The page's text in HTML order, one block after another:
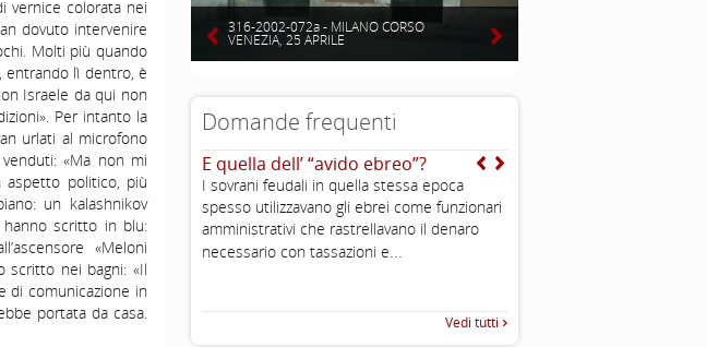
vernice colorata nei
dovuto intervenire
Molti più quando
entrando lì dentro, è
Israele da qui non
Per intanto la
urlati al microfono
«Ma non mi
aspetto politico, più
un kalashnikov
hanno scritto in blu:
«Meloni
scritto nei bagni: «Il
di comunicazione in
portata da casa.
316-2002-072a - MILANO CORSO
VENEZIA, 25 APRILE
Domande frequenti
E quella dell’ “avido ebreo”?
I sovrani feudali in quella stessa epoca
spesso utilizzavano gli ebrei come funzionari
amministrativi che rastrellavano il denaro
necessario con tassazioni e...
Vedi tutti